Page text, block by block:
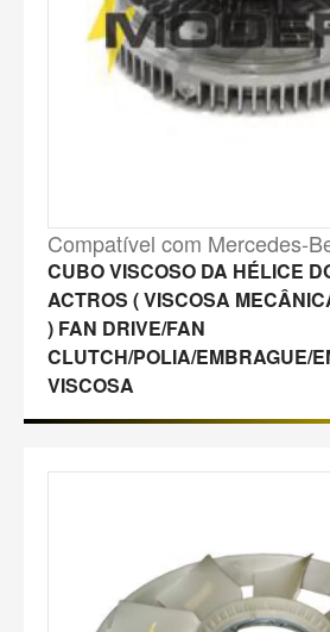
Compatível com Mercedes-
CUBO VISCOSO DA HÉLICE
ACTROS ( VISCOSA
) FAN DRIVE/FAN
CLUTCH/POLIA/EMBRAGUE/
VISCOSA